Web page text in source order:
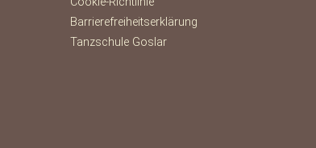
Barrierefreiheitserklärung
Tanzschule Goslar